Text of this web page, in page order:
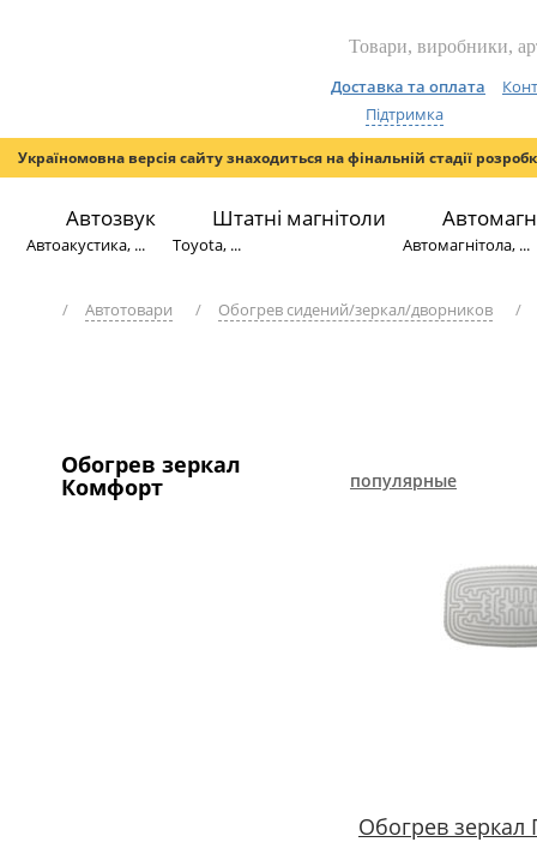
Доставка та оплата
Підтримка
Україномовна версія сайту знаходиться на фінальній стадії
Автозвук
Автоакустика, ...
Штатні магнітоли
Toyota, ... Автомагнітола, ...
/ Автотовари / Обогрев сидений/зеркал/дворников /
Обогрев зеркал
Комфорт популярные
Обогрев зеркал